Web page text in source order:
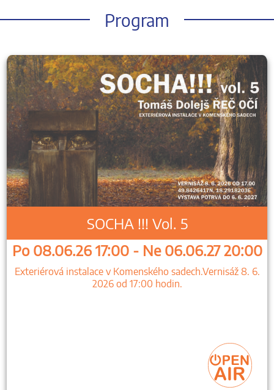
Program
SOCHA !!! Vol. 5
Po 08.06.26 17:00 - Ne 06.06.27 20:00
Exteriérová instalace v Komenského sadech.Vernisáž 8. 6.
2026 od 17:00 hodin.